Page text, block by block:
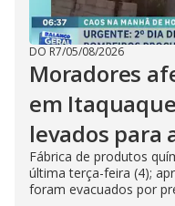
DO R7/05/08/2026
Moradores
em
levados para
Fábrica de produtos
última terça-feira (4);
foram evacuados por